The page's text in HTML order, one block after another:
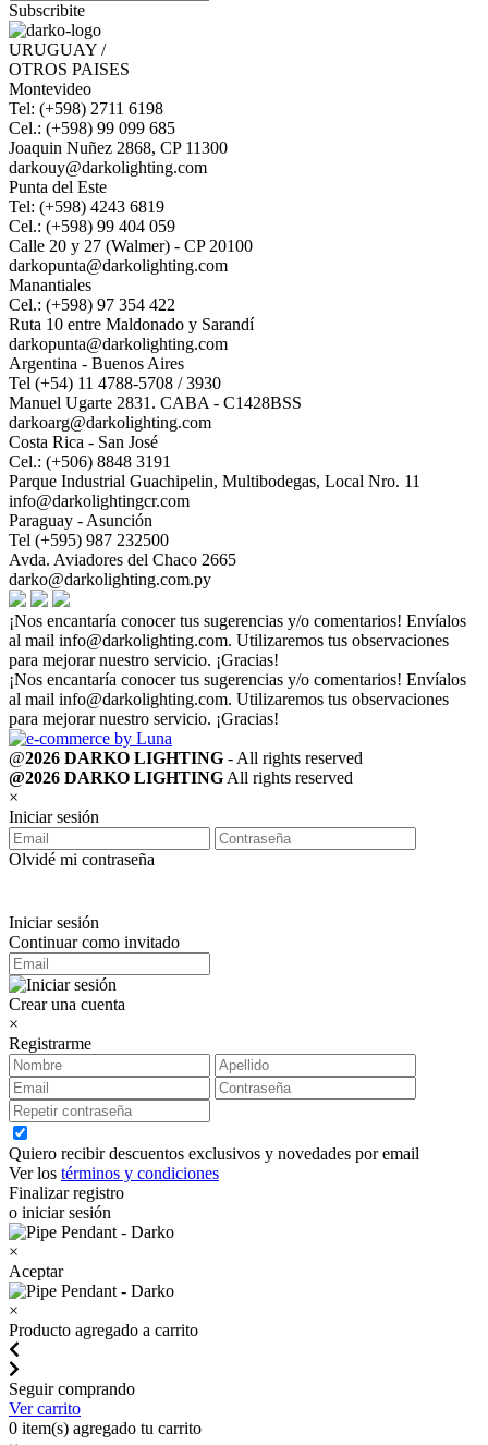
Subscribite
URUGUAY /
OTROS PAISES
Montevideo
Tel: (+598) 2711 6198
Cel.: (+598) 99 099 685
Joaquin Nuñez 2868, CP 11300
darkouy@darkolighting.com
Punta del Este
Tel: (+598) 4243 6819
Cel.: (+598) 99 404 059
Calle 20 y 27 (Walmer) - CP 20100
darkopunta@darkolighting.com
Manantiales
Cel.: (+598) 97 354 422
Ruta 10 entre Maldonado y Sarandí
darkopunta@darkolighting.com
Argentina - Buenos Aires
Tel (+54) 11 4788-5708 / 3930
Manuel Ugarte 2831. CABA - C1428BSS
darkoarg@darkolighting.com
Costa Rica - San José
Cel.: (+506) 8848 3191
Parque Industrial Guachipelin, Multibodegas, Local Nro. 11
info@darkolightingcr.com
Paraguay - Asunción
Tel (+595) 987 232500
Avda. Aviadores del Chaco 2665
darko@darkolighting.com.py
¡Nos encantaría conocer tus sugerencias y/o comentarios! Envíalos
al mail info@darkolighting.com. Utilizaremos tus observaciones
para mejorar nuestro servicio. ¡Gracias!
¡Nos encantaría conocer tus sugerencias y/o comentarios! Envíalos
al mail info@darkolighting.com. Utilizaremos tus observaciones
para mejorar nuestro servicio. ¡Gracias!
@2026 DARKO LIGHTING - All rights reserved
@2026 DARKO LIGHTINGAll rights reserved
×
Iniciar sesión
Olvidé mi contraseña
Iniciar sesión
Continuar como invitado
Crear una cuenta
×
Registrarme
Quiero recibir descuentos exclusivos y novedades por email
Ver los términos y condiciones
Finalizar registro
o iniciar sesión
×
Aceptar
×
Producto agregado a carrito
Seguir comprando
Ver carrito
0 item(s) agregado tu carrito